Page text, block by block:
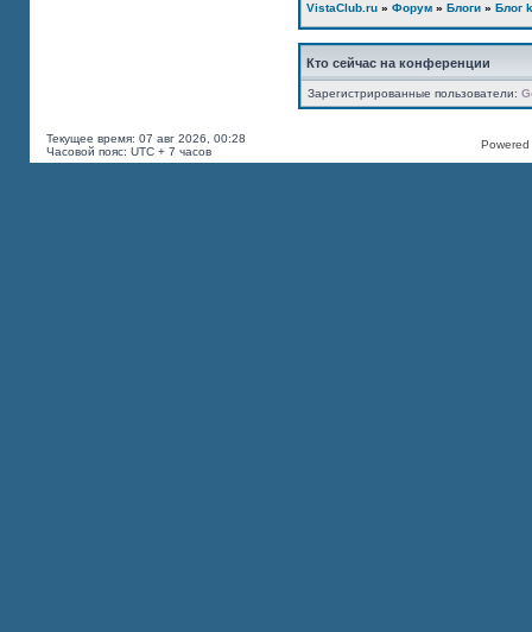
VistaClub.ru » Форум » Блоги » Блог
Кто сейчас на конференции
Зарегистрированные пользователи:
Текущее время: 07 авг 2026, 00:28
Часовой пояс: UTC + 7 часов